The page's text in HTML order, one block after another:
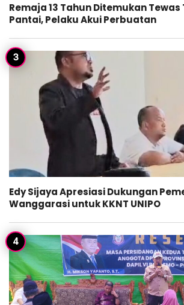
Remaja 13 Tahun Ditemukan
Pantai, Pelaku Akui Perbuatan
Edy Sijaya Apresiasi Dukungan
Wanggarasi untuk KKNT UNIPO